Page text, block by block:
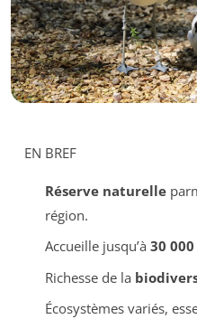
EN BREF
Réserve naturelle
région.
Accueille jusqu’à 30
Richesse de la
Écosystèmes variés,